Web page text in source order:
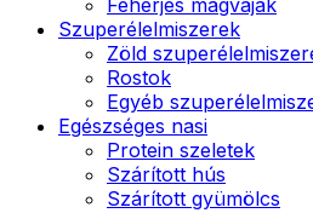
Szuperélelmiszerek
Zöld
Rostok
Egyéb
Egészséges nasi
Protein szeletek
Szárított hús
Szárított gyümölcs